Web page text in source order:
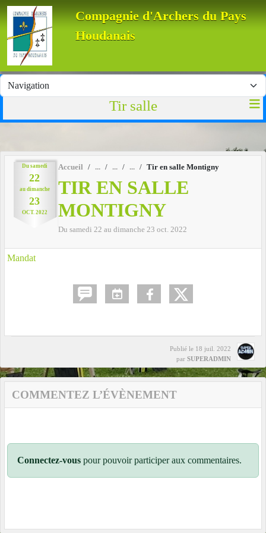
Compagnie d'Archers du Pays
Houdanais
Tir salle
Du samedi
22
au dimanche
23
OCT. 2022
Accueil Tir en salle Montigny
TIR EN SALLE
MONTIGNY
Du samedi 22 au dimanche 23 oct. 2022
Mandat
Publié le 18 juil. 2022
par SUPERADMIN
COMMENTEZ L’ÉVÈNEMENT
Connectez-vous pour pouvoir participer aux commentaires.
Panneau de gestion des cookies